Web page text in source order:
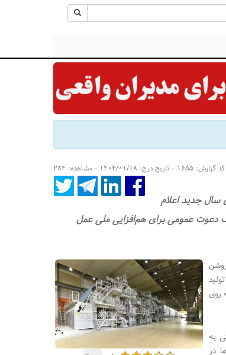
کد گزارش: ۱۶۵۵ - تاریخ درج: ۱۴۰۴/۰۱/۱۸ - مشاهده: ۲۸۴
سال جدید اعلام
دعوت عمومی برای هم‌افزایی ملی عمل
روشن
روی
به
در